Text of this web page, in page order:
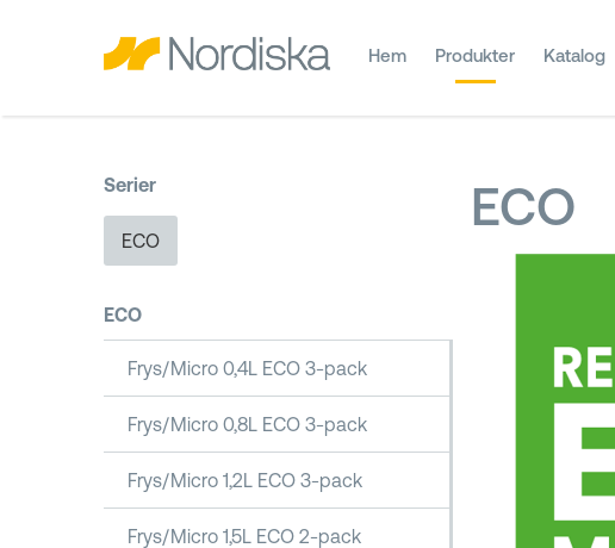
Hem Produkter Katalog
Serier
ECO
ECO
Frys/Micro 0,4L ECO 3-pack
Frys/Micro 0,8L ECO 3-pack
Frys/Micro 1,2L ECO 3-pack
Frys/Micro 1,5L ECO 2-pack
ECO